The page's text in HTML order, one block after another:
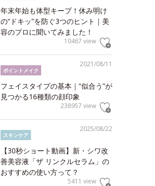
年末年始も体型キープ！休み明け
の“ドキッ”を防ぐ3つのヒント｜美
容のプロに聞いてみました！
10467 view
2021/08/11
ポイントメイク
フェイスタイプの基本｜“似合う”が
見つかる16種類の顔印象
238957 view
2025/08/22
スキンケア
【30秒ショート動画】新・シワ改
善美容液「ザ リンクルセラム」の
おすすめの使い方って？
5411 view